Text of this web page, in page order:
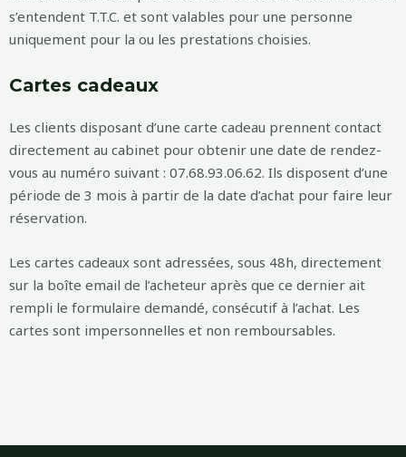
s’entendent T.T.C. et sont valables pour une personne
uniquement pour la ou les prestations choisies.
Cartes cadeaux
Les clients disposant d’une carte cadeau prennent contact
directement au cabinet pour obtenir une date de rendez-
vous au numéro suivant : 07.68.93.06.62. Ils disposent d’une
période de 3 mois à partir de la date d’achat pour faire leur
réservation.
Les cartes cadeaux sont adressées, sous 48h, directement
sur la boîte email de l’acheteur après que ce dernier ait
rempli le formulaire demandé, consécutif à l’achat. Les
cartes sont impersonnelles et non remboursables.